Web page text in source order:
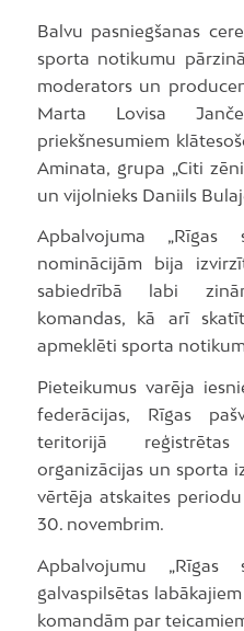
Balvu pasniegšanas
sporta notikumu
moderators un
Marta Lovisa
priekšnesumiem
Aminata, grupa „Citi
un vijolnieks Daniils
Apbalvojuma
nominācijām bija
sabiedrībā labi
komandas, kā arī
apmeklēti sporta
Pieteikumus varēja
federācijas, Rīgas
teritorijā
organizācijas un sporta
vērtēja atskaites
30. novembrim.
Apbalvojumu
galvaspilsētas
komandām par